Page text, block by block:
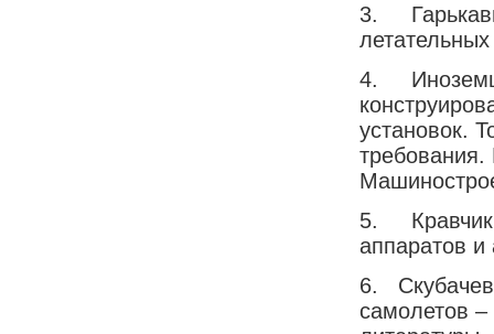
3.
4.
установок.
5. Кравчик
аппаратов
6.
самолетов